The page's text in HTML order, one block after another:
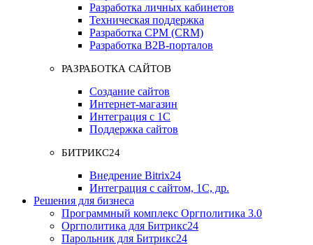
Разработка личных кабинетов
Техническая поддержка
Разработка СРМ (CRM)
Разработка B2B-порталов
РАЗРАБОТКА САЙТОВ
Создание сайтов
Интернет-магазин
Интеграция с 1С
Поддержка сайтов
БИТРИКС24
Внедрение Bitrix24
Интеграция с сайтом, 1С, др.
Решения для бизнеса
Программный комплекс Оргполитика 3.0
Оргполитика для Битрикс24
Парольник для Битрикс24